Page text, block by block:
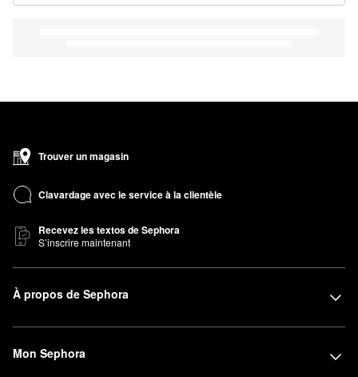
Trouver un magasin
Clavardage avec le service à la clientèle
Recevez les textos de Sephora
S’inscrire maintenant
À propos de Sephora
Mon Sephora